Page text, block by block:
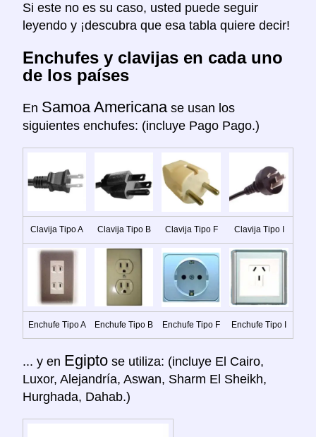
Si este no es su caso, usted puede seguir
leyendo y ¡descubra que esa tabla quiere decir!
Enchufes y clavijas en cada uno
de los países
En Samoa Americana se usan los
siguientes enchufes: (incluye Pago Pago.)
Clavija Tipo A Clavija Tipo B Clavija Tipo F Clavija Tipo I
Enchufe Tipo A Enchufe Tipo B Enchufe Tipo F Enchufe Tipo I
... y en Egipto se utiliza: (incluye El Cairo,
Luxor, Alejandría, Aswan, Sharm El Sheikh,
Hurghada, Dahab.)